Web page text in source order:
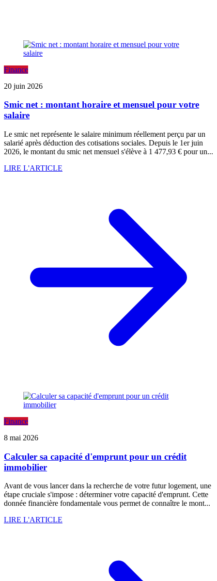
Finance
20 juin 2026
Smic net : montant horaire et mensuel pour votre
salaire
Le smic net représente le salaire minimum réellement perçu par un
salarié après déduction des cotisations sociales. Depuis le 1er juin
2026, le montant du smic net mensuel s'élève à 1 477,93 € pour un...
LIRE L'ARTICLE
Finance
8 mai 2026
Calculer sa capacité d'emprunt pour un crédit
immobilier
Avant de vous lancer dans la recherche de votre futur logement, une
étape cruciale s'impose : déterminer votre capacité d'emprunt. Cette
donnée financière fondamentale vous permet de connaître le mont...
LIRE L'ARTICLE